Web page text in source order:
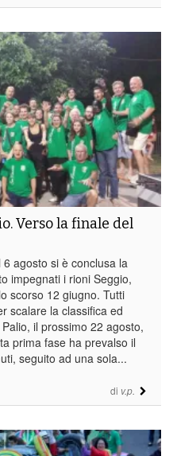
di v.p.
Verso la finale del
agosto si è conclusa la
impegnati i rioni Seggio,
scorso 12 giugno. Tutti
scalare la classifica ed
il prossimo 22 agosto,
prima fase ha prevalso il
seguito ad una sola...